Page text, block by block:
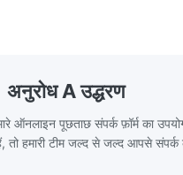
of boiler water
of both cooling
अनुरोध A उद्धरण
ऑनलाइन पूछताछ संपर्क फ़ॉर्म का
हमारी टीम जल्द से जल्द आपसे संपर्क